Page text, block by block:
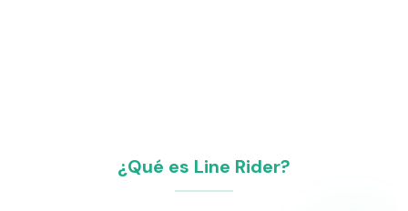
¿Qué es Line Rider?